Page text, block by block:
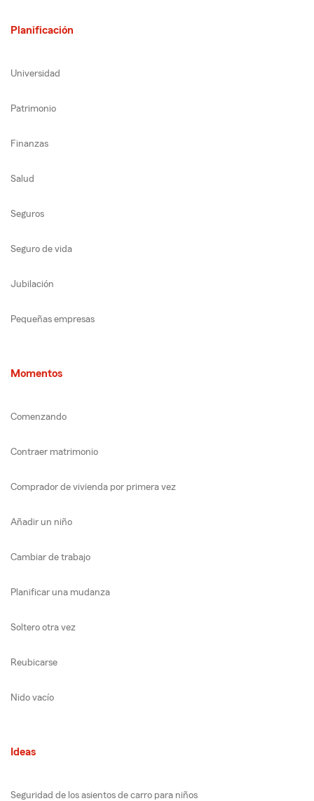
Planificación
Universidad
Patrimonio
Finanzas
Salud
Seguros
Seguro de vida
Jubilación
Pequeñas empresas
Momentos
Comenzando
Contraer matrimonio
Comprador de vivienda por primera vez
Añadir un niño
Cambiar de trabajo
Planificar una mudanza
Soltero otra vez
Reubicarse
Nido vacío
Ideas
Seguridad de los asientos de carro para niños